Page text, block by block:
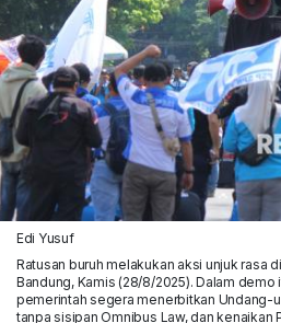
Edi Yusuf
Ratusan buruh melakukan aksi unjuk rasa
Bandung, Kamis (28/8/2025). Dalam demo
pemerintah segera menerbitkan Undang-
tanpa sisipan Omnibus Law, dan kenaikan